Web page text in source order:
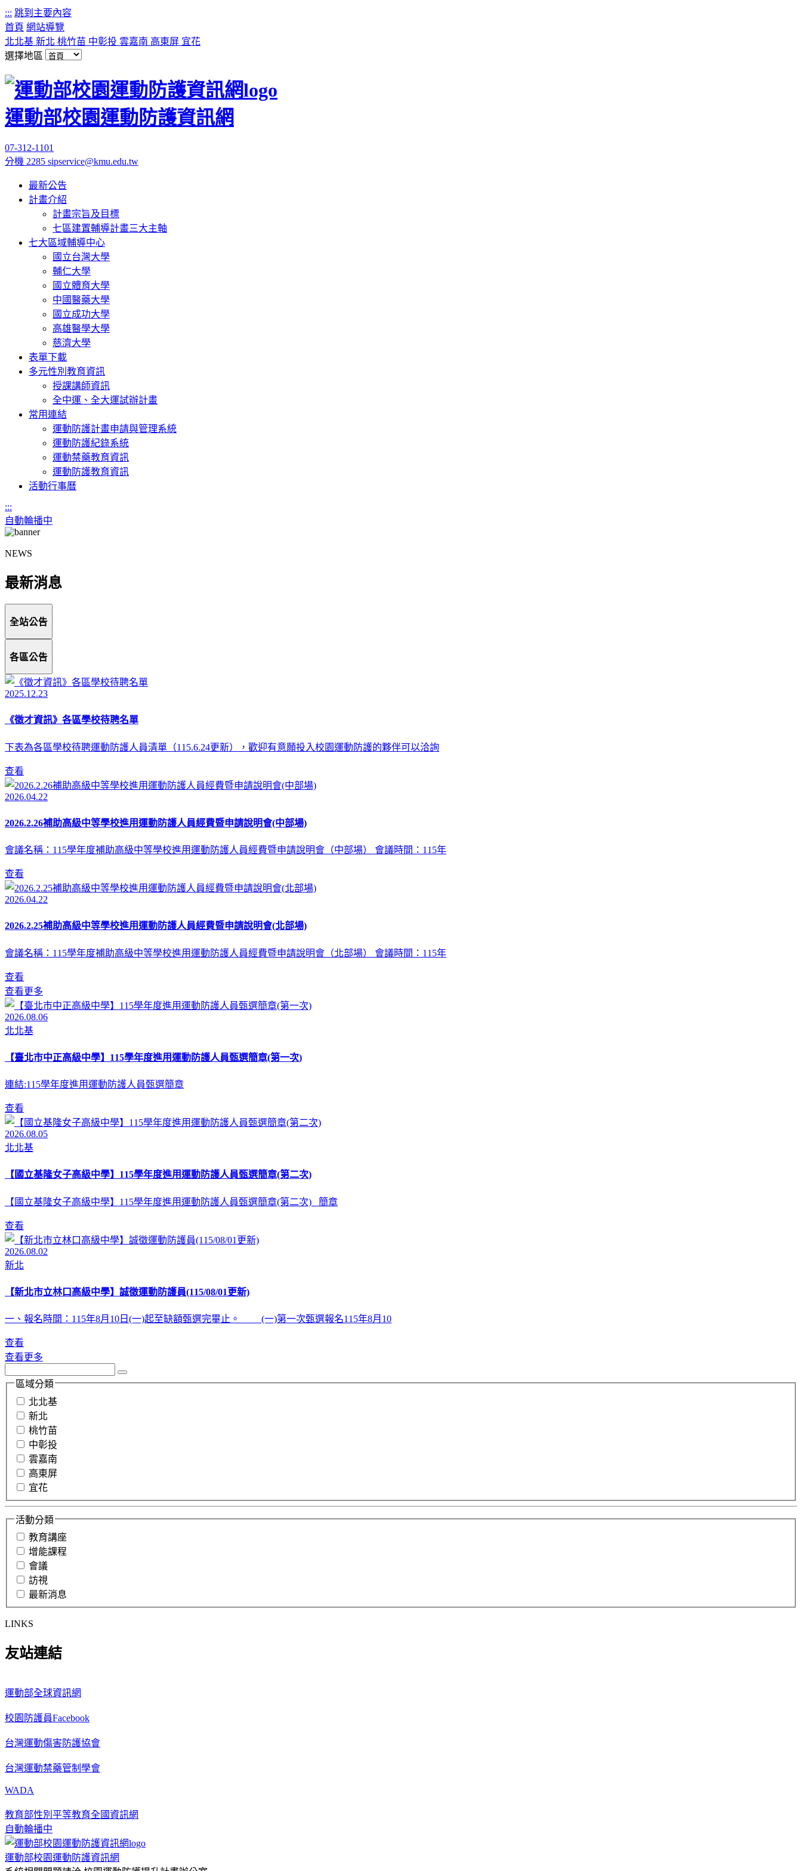
::: 跳到主要內容
首頁 網站導覽
北北基 新北 桃竹苗 中彰投 雲嘉南 高東屏 宜花
選擇地區
運動部校園運動防護資訊網
07-312-1101
分機 2285 sipservice@kmu.edu.tw
最新公告
計畫介紹
計畫宗旨及目標
七區建置輔導計畫三大主軸
七大區域輔導中心
國立台灣大學
輔仁大學
國立體育大學
中國醫藥大學
國立成功大學
高雄醫學大學
慈濟大學
表單下載
多元性別教育資訊
授課講師資訊
全中運、全大運試辦計畫
常用連結
運動防護計畫申請與管理系統
運動防護紀錄系統
運動禁藥教育資訊
運動防護教育資訊
活動行事曆
:::
自動輪播中
NEWS
最新消息
全站公告
各區公告
2025.12.23
《徵才資訊》各區學校待聘名單
下表為各區學校待聘運動防護人員清單（115.6.24更新），歡迎有意願投入校園運動防護的夥伴可以洽詢
查看
2026.04.22
2026.2.26補助高級中等學校進用運動防護人員經費暨申請說明會(中部場)
會議名稱：115學年度補助高級中等學校進用運動防護人員經費暨申請說明會（中部場） 會議時間：115年
查看
2026.04.22
2026.2.25補助高級中等學校進用運動防護人員經費暨申請說明會(北部場)
會議名稱：115學年度補助高級中等學校進用運動防護人員經費暨申請說明會（北部場） 會議時間：115年
查看
查看更多
2026.08.06
北北基
【臺北市中正高級中學】115學年度進用運動防護人員甄選簡章(第一次)
連結:115學年度進用運動防護人員甄選簡章
查看
2026.08.05
北北基
【國立基隆女子高級中學】115學年度進用運動防護人員甄選簡章(第二次)
【國立基隆女子高級中學】115學年度進用運動防護人員甄選簡章(第二次) 簡章
查看
2026.08.02
新北
【新北市立林口高級中學】誠徵運動防護員(115/08/01更新)
一、報名時間：115年8月10日(一)起至缺額甄選完畢止。 (一)第一次甄選報名115年8月10
查看
查看更多
區域分類
北北基
新北
桃竹苗
中彰投
雲嘉南
高東屏
宜花
活動分類
教育講座
增能課程
會議
訪視
最新消息
LINKS
友站連結
運動部全球資訊網
校園防護員Facebook
台灣運動傷害防護協會
台灣運動禁藥管制學會
WADA
教育部性別平等教育全國資訊網
自動輪播中
運動部校園運動防護資訊網